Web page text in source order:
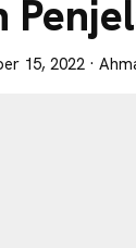
15, 2022 ·